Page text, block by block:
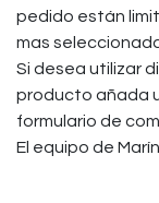
pedido están
mas
Si desea utilizar
producto añada
formulario de
El equipo de